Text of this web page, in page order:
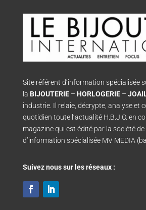
Site référent d’information spécialisée
la BIJOUTERIE– HORLOGERIE–
industrie. Il relaie, décrypte, analyse et
quotidien toute l’actualité H.B.J.O. en
magazine qui est édité par la société de
d’information spécialisée MV MEDIA
Suivez nous sur les réseaux :